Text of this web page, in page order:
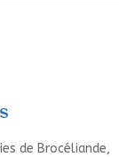
de Brocéliande,